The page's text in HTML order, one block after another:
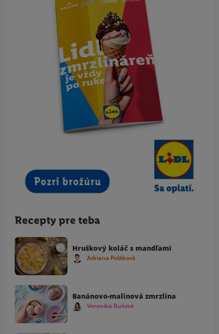
Recepty pre teba
Hruškový koláč s mandľami
Adriana Poláková
Banánovo-malinová zmrzlina
Veronika Bušová